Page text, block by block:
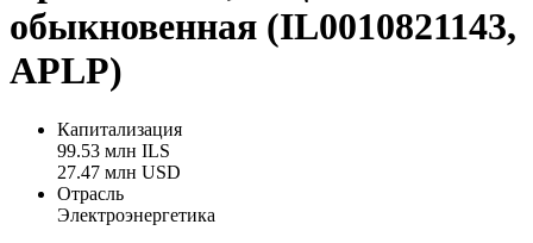
обыкновенная (IL0010821143,
APLP)
Капитализация
99.53 млн ILS
27.47 млн USD
Отрасль
Электроэнергетика